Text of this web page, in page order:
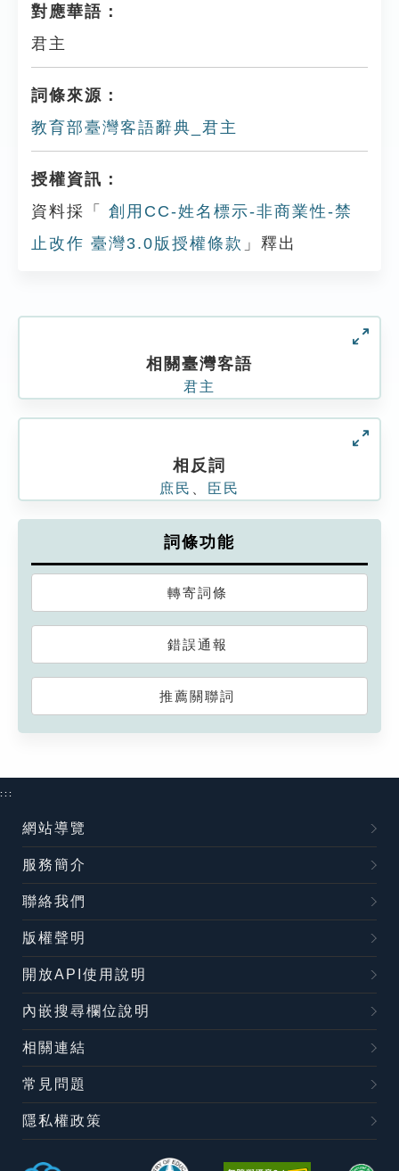
對應華語：
君主
詞條來源：
教育部臺灣客語辭典_君主
授權資訊：
資料採「
創用CC-姓名標示-非商業性-禁
止改作 臺灣3.0版授權條款 」釋出
相關臺灣客語
君主
相反詞
庶民 臣民
詞條功能
轉寄詞條
錯誤通報
推薦關聯詞
:::
網站導覽
服務簡介
聯絡我們
版權聲明
開放API使用說明
內嵌搜尋欄位說明
相關連結
常見問題
隱私權政策